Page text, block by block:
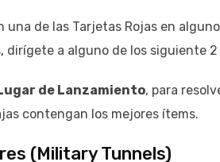
una de las Tarjetas Rojas en
dirígete a alguno de los siguiente 2
de Lanzamiento, para
contengan los mejores ítems.
(Military Tunnels)